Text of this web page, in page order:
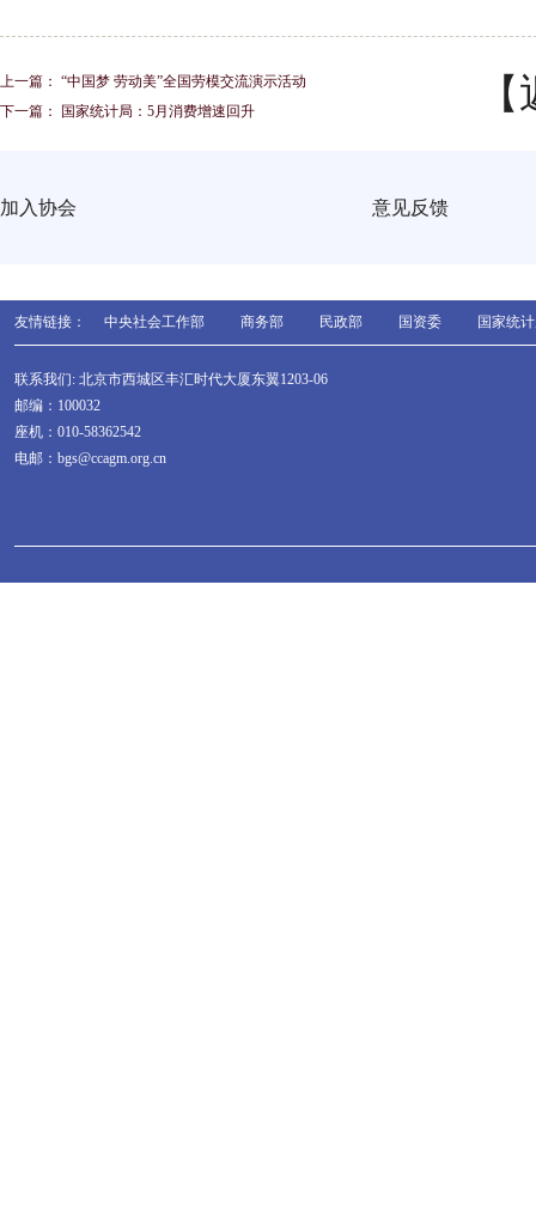
上一篇： “中国梦 劳动美”全国劳模交流演示活动
下一篇： 国家统计局：5月消费增速回升
加入协会 意见反馈
友情链接： 中央社会工作部 商务部 民政部 国资委 国家统
联系我们: 北京市西城区丰汇时代大厦东翼1203-06
邮编：100032
座机：010-58362542
电邮：bgs@ccagm.org.cn